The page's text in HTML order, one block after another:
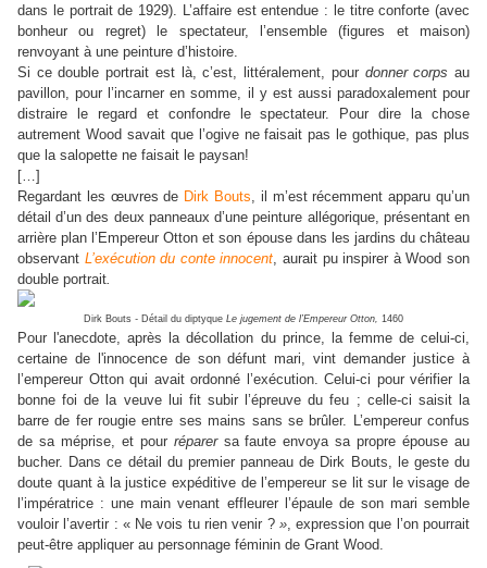
dans le portrait de 1929). L’affaire est entendue : le titre conforte (avec
bonheur ou regret) le spectateur, l’ensemble (figures et maison)
renvoyant à une peinture d’histoire.
Si ce double portrait est là, c’est, littéralement, pour donner corps au
pavillon, pour l’incarner en somme, il y est aussi paradoxalement pour
distraire le regard et confondre le spectateur. Pour dire la chose
autrement Wood savait que l’ogive ne faisait pas le gothique, pas plus
que la salopette ne faisait le paysan!
[…]
Regardant les œuvres de Dirk Bouts, il m’est récemment apparu qu’un
détail d’un des deux panneaux d’une peinture allégorique, présentant en
arrière plan l’Empereur Otton et son épouse dans les jardins du château
observant L’exécution du conte innocent, aurait pu inspirer à Wood son
double portrait.
Dirk Bouts - Détail du diptyque Le jugement de l’Empereur Otton, 1460
Pour l'anecdote, après la décollation du prince, la femme de celui-ci,
certaine de l'innocence de son défunt mari, vint demander justice à
l’empereur Otton qui avait ordonné l’exécution. Celui-ci pour vérifier la
bonne foi de la veuve lui fit subir l’épreuve du feu ; celle-ci saisit la
barre de fer rougie entre ses mains sans se brûler. L’empereur confus
de sa méprise, et pour réparersa faute envoya sa propre épouse au
bucher. Dans ce détail du premier panneau de Dirk Bouts, le geste du
doute quant à la justice expéditive de l’empereur se lit sur le visage de
l’impératrice : une main venant effleurer l’épaule de son mari semble
vouloir l’avertir : « Ne vois tu rien venir ?», expression que l’on pourrait
peut-être appliquer au personnage féminin de Grant Wood.